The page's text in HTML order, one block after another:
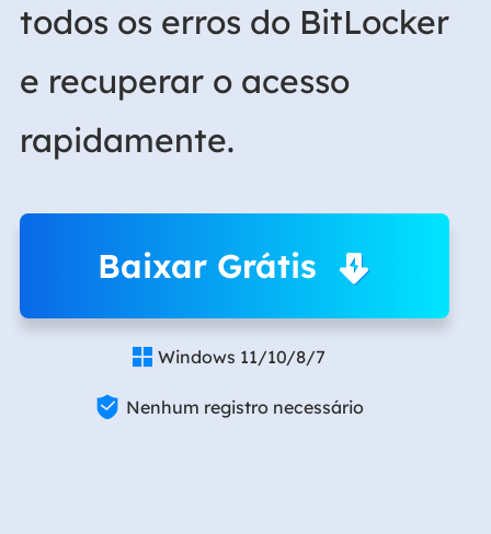
todos os erros do BitLocker
e recuperar o acesso
rapidamente.
Baixar Grátis
 Windows 11/10/8/7
 Nenhum registro necessário